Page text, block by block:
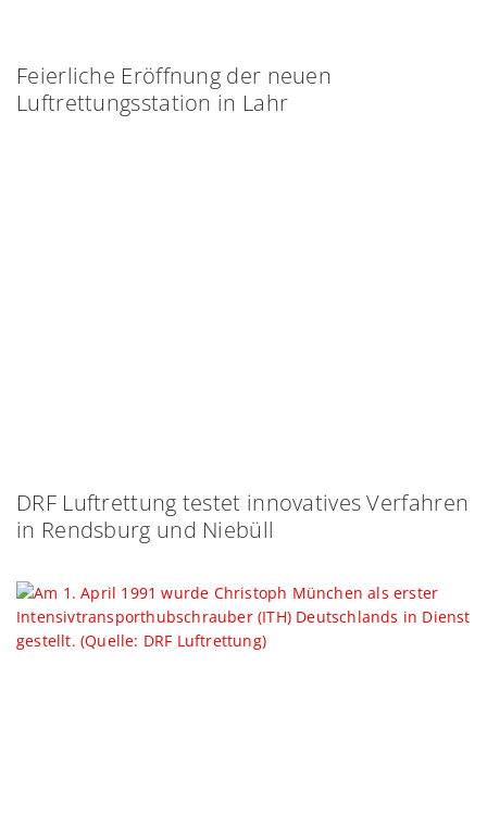
Feierliche Eröffnung der neuen
Luftrettungsstation in Lahr
DRF Luftrettung testet innovatives Verfahren
in Rendsburg und Niebüll